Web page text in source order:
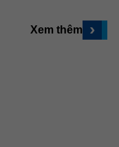
Xem thêm ›